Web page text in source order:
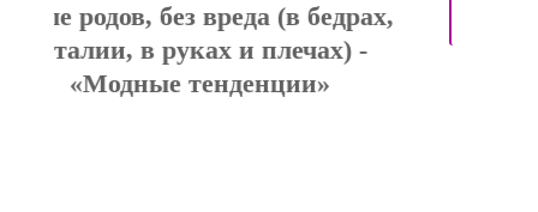
будет! - «Модные тенденции»